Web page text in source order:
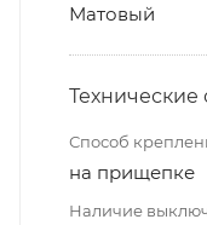
Матовый
Технические
Способ
на прищепке
Наличие